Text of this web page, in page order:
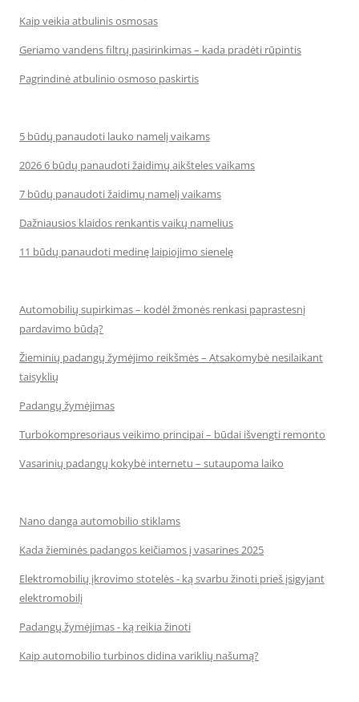
Kaip veikia atbulinis osmosas
Geriamo vandens filtrų pasirinkimas – kada pradėti rūpintis
Pagrindinė atbulinio osmoso paskirtis
5 būdų panaudoti lauko namelį vaikams
2026 6 būdų panaudoti žaidimų aikšteles vaikams
7 būdų panaudoti žaidimų namelį vaikams
Dažniausios klaidos renkantis vaikų namelius
11 būdų panaudoti medinę laipiojimo sienelę
Automobilių supirkimas – kodėl žmonės renkasi paprastesnį
pardavimo būdą?
Žieminių padangų žymėjimo reikšmės – Atsakomybė nesilaikant
taisyklių
Padangų žymėjimas
Turbokompresoriaus veikimo principai – būdai išvengti remonto
Vasarinių padangų kokybė internetu – sutaupoma laiko
Nano danga automobilio stiklams
Kada žieminės padangos keičiamos į vasarines 2025
Elektromobilių įkrovimo stotelės - ką svarbu žinoti prieš įsigyjant
elektromobilį
Padangų žymėjimas - ką reikia žinoti
Kaip automobilio turbinos didina variklių našumą?